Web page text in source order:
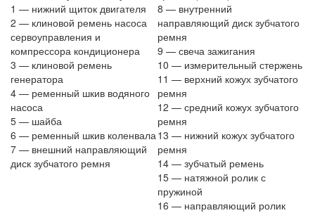
1 — нижний щиток двигателя
2 — клиновой ремень насоса
сервоуправления и
компрессора кондиционера
3 — клиновой ремень
генератора
4 — ременный шкив водяного
насоса
5 — шайба
6 — ременный шкив коленвала
7 — внешний направляющий
диск зубчатого ремня
8 — внутренний
направляющий диск зубчатого
ремня
9 — свеча зажигания
10 — измерительный стержень
11 — верхний кожух зубчатого
ремня
12 — средний кожух зубчатого
ремня
13 — нижний кожух зубчатого
ремня
14 — зубчатый ремень
15 — натяжной ролик с
пружиной
16 — направляющий ролик